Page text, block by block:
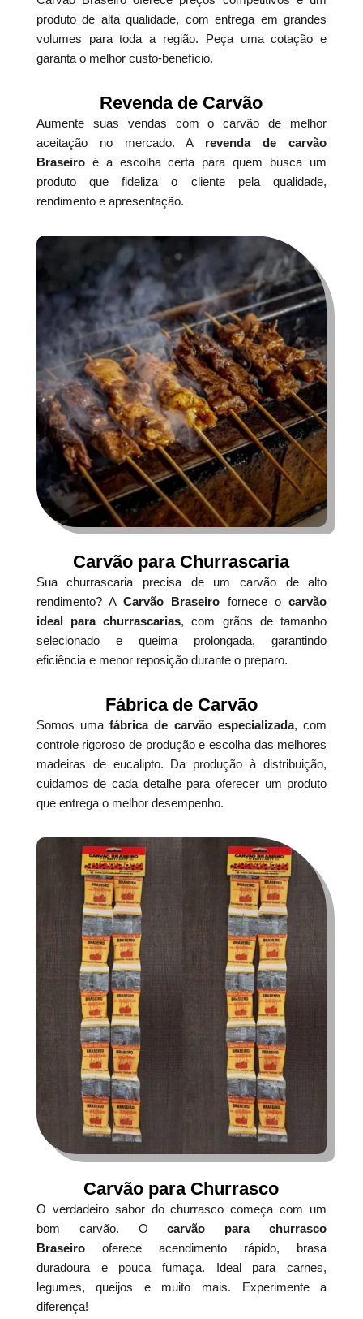
produto de alta qualidade, com entrega em grandes
volumes para toda a região. Peça uma cotação e
garanta o melhor custo-benefício.
Revenda de Carvão
Aumente suas vendas com o carvão de melhor
aceitação no mercado. A revenda de carvão
Braseiroé a escolha certa para quem busca um
produto que fideliza o cliente pela qualidade,
rendimento e apresentação.
Carvão para Churrascaria
Sua churrascaria precisa de um carvão de alto
rendimento? ACarvão Braseiro fornece ocarvão
ideal para churrascarias, com grãos de tamanho
selecionado e queima prolongada, garantindo
eficiência e menor reposição durante o preparo.
Fábrica de Carvão
Somos umafábrica de carvão especializada, com
controle rigoroso de produção e escolha das melhores
madeiras de eucalipto. Da produção à distribuição,
cuidamos de cada detalhe para oferecer um produto
que entrega o melhor desempenho.
Carvão para Churrasco
O verdadeiro sabor do churrasco começa com um
bom carvão. Ocarvão para churrasco
Braseirooferece acendimento rápido, brasa
duradoura e pouca fumaça. Ideal para carnes,
legumes, queijos e muito mais. Experimente a
diferença!